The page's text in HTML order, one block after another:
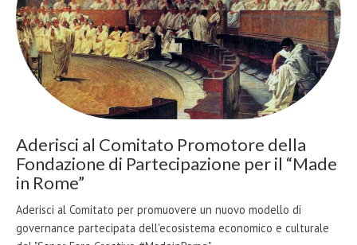
Aderisci al Comitato Promotore della
Fondazione di Partecipazione per il “Made
in Rome”
Aderisci al Comitato per promuovere un nuovo modello di
governance partecipata dell'ecosistema economico e culturale